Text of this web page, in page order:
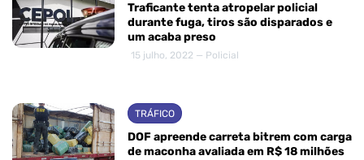
Traficante tenta atropelar policial
durante fuga, tiros são disparados e
um acaba preso
15 julho, 2022 — Policial
TRÁFICO
DOF apreende carreta bitrem com carga
de maconha avaliada em R$ 18 milhões